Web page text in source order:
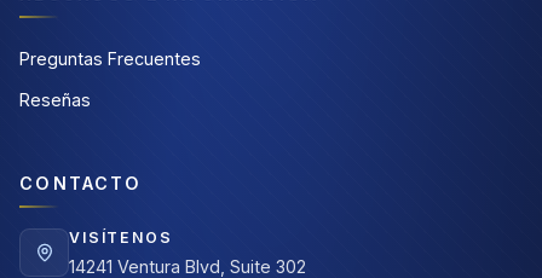
Preguntas Frecuentes
Reseñas
CONTACTO
VISÍTENOS
14241 Ventura Blvd, Suite 302